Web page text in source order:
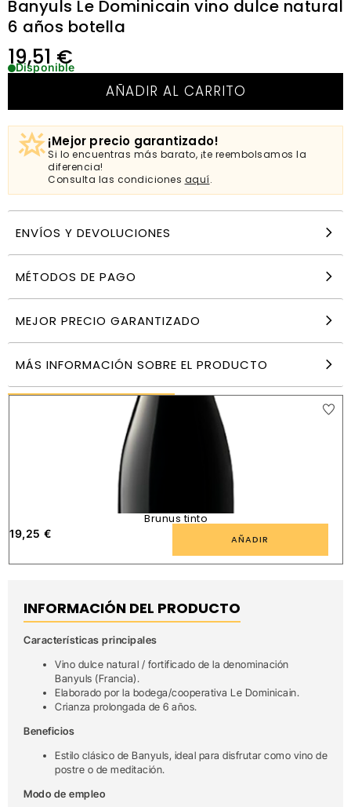
Banyuls Le Dominicain vino dulce natural
6 años botella
19,51€
Disponible
AÑADIR AL CARRITO
¡Mejor precio garantizado!
Si lo encuentras más barato, ¡te reembolsamos la
diferencia!
Consulta las condiciones aquí.
ENVÍOS Y DEVOLUCIONES
MÉTODOS DE PAGO
MEJOR PRECIO GARANTIZADO
MÁS INFORMACIÓN SOBRE EL PRODUCTO
botella
19,51€
AÑADIR
PRODUCTOS SIMILARES
Brunus tinto
19,25 € AÑADIR
INFORMACIÓN DEL PRODUCTO
Características principales
Vino dulce natural / fortificado de la denominación
Banyuls (Francia).
Elaborado por la bodega/cooperativa Le Dominicain.
Crianza prolongada de 6 años.
Beneficios
Estilo clásico de Banyuls, ideal para disfrutar como vino de
postre o de meditación.
Modo de empleo